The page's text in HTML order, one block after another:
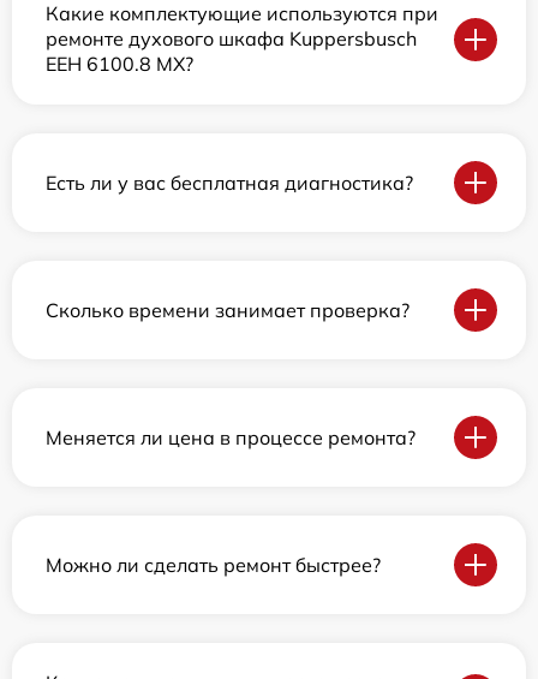
Какие комплектующие используются при
ремонте духового шкафа Kuppersbusch
EEH 6100.8 MX?
Есть ли у вас бесплатная диагностика?
Сколько времени занимает проверка?
Меняется ли цена в процессе ремонта?
Можно ли сделать ремонт быстрее?